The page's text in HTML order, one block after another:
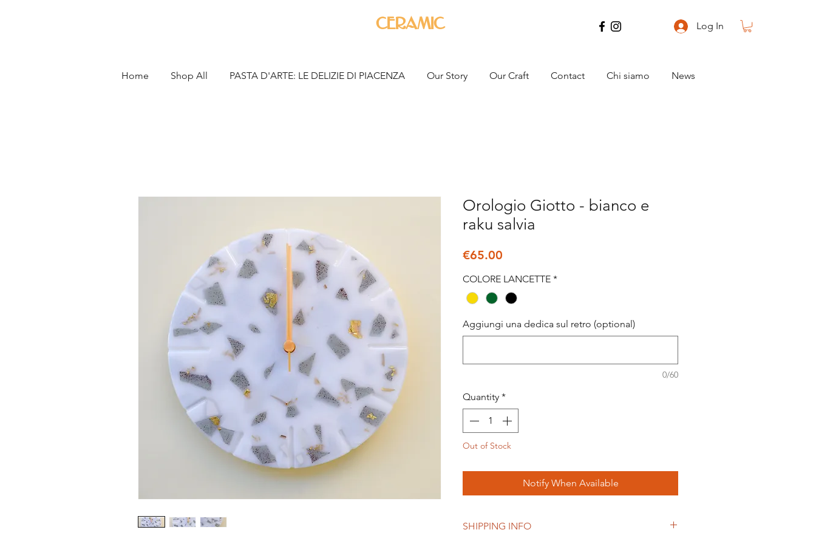
ceramic Log In
Home Shop All PASTA D'ARTE: LE DELIZIE DI PIACENZA Our Story Our Craft Contact Chi siamo News
Orologio Giotto - bianco e
raku salvia
€65.00
COLORE LANCETTE *
Aggiungi una dedica sul retro (optional)
0/60
Quantity *
Out of Stock
Notify When Available
SHIPPING INFO